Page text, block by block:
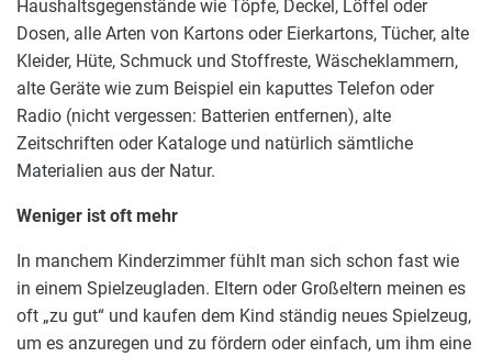
Haushaltsgegenstände wie Töpfe, Deckel, Löffel oder
Dosen, alle Arten von Kartons oder Eierkartons, Tücher, alte
Kleider, Hüte, Schmuck und Stoffreste, Wäscheklammern,
alte Geräte wie zum Beispiel ein kaputtes Telefon oder
Radio (nicht vergessen: Batterien entfernen), alte
Zeitschriften oder Kataloge und natürlich sämtliche
Materialien aus der Natur.
Weniger ist oft mehr
In manchem Kinderzimmer fühlt man sich schon fast wie
in einem Spielzeugladen. Eltern oder Großeltern meinen es
oft „zu gut“ und kaufen dem Kind ständig neues Spielzeug,
um es anzuregen und zu fördern oder einfach, um ihm eine